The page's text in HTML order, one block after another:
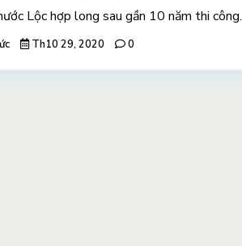
Lộc hợp long sau gần 10 năm thi công.
Th10 29, 2020 0